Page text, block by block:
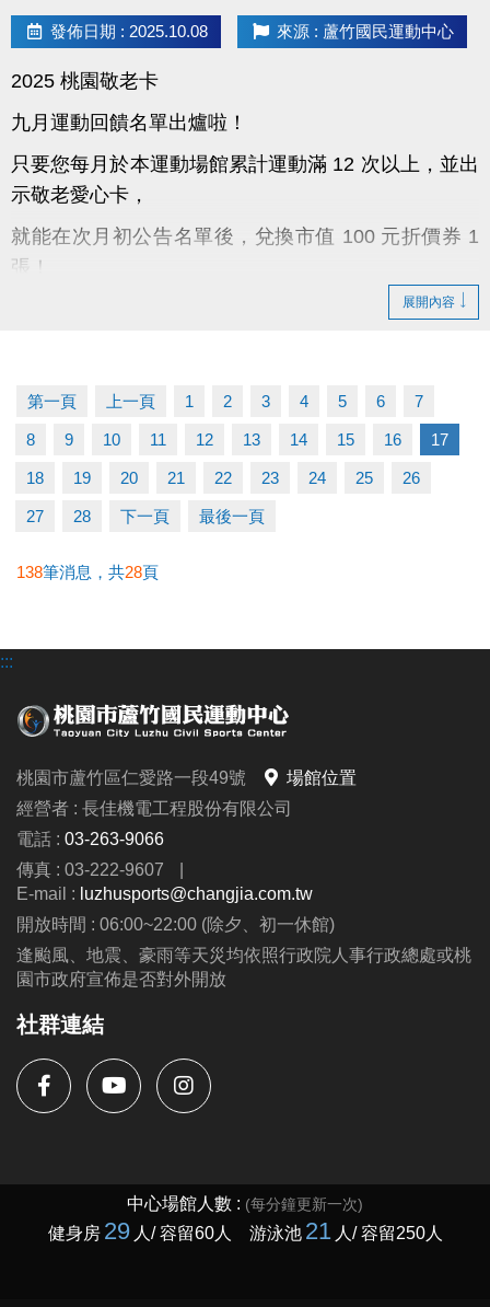
發佈日期 : 2025.10.08 來源 : 蘆竹國民運動中心
2025 桃園敬老卡
九月運動回饋名單出爐啦！
只要您每月於本運動場館累計運動滿 12 次以上，並出
示敬老愛心卡，
就能在次月初公告名單後，兌換市值 100 元折價券 1
張！
/不可代領
運動不僅讓身體更健康，我們還加碼回饋給您～
健康加分、回饋加分、快樂也加分
詳情洽詢：03-2639066 #112 客服部
心卡專屬
展開內容
第一頁 上一頁 1 2 3 4 5 6 7
8 9 10 11 12 13 14 15 16 17
18 19 20 21 22 23 24 25 26
27 28 下一頁 最後一頁
138筆消息，共28頁
:::
桃園市蘆竹區仁愛路一段49號
場館位置
經營者 : 長佳機電工程股份有限公司
電話 : 03-263-9066
傳真 : 03-222-9607
|
E-mail : luzhusports@changjia.com.tw
開放時間 : 06:00~22:00 (除夕、初一休館)
逢颱風、地震、豪雨等天災均依照行政院人事行政總處或桃
園市政府宣佈是否對外開放
社群連結